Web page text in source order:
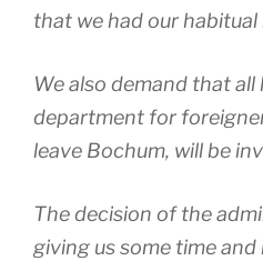
that we had our
We also demand that
department for
leave Bochum, will be
The decision of the
giving us some time